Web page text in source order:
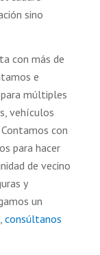
sino
con más de
e
múltiples
vehículos
con
para hacer
de vecino
y
un
consúltanos